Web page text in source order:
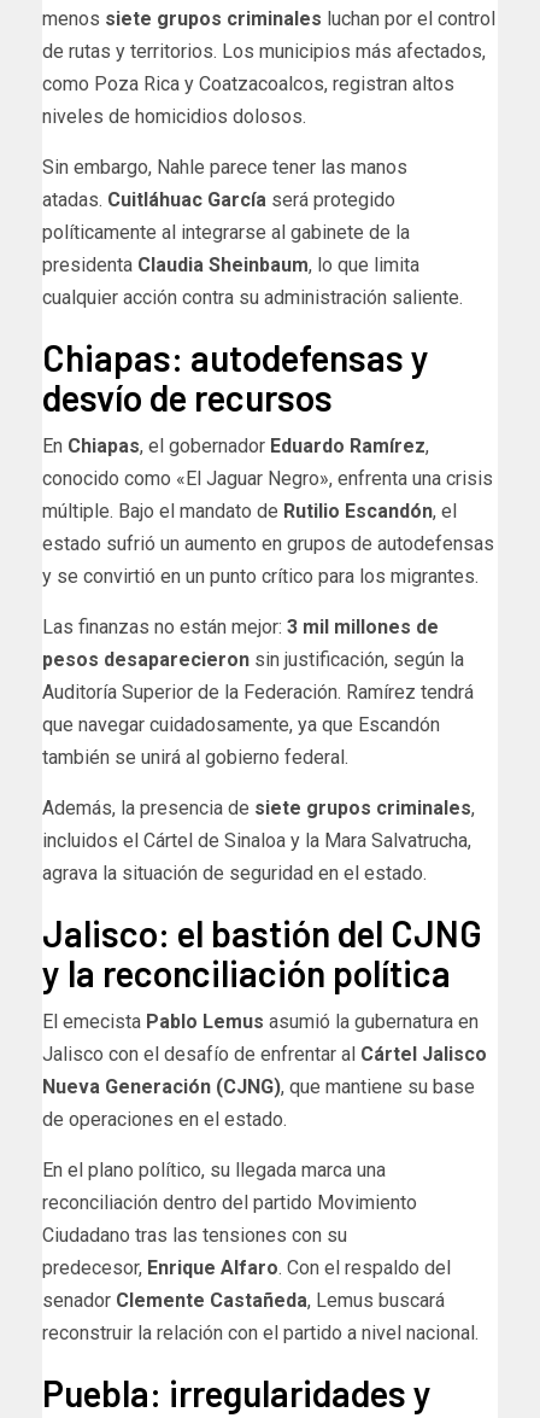
menos siete grupos criminales luchan por el control
de rutas y territorios. Los municipios más afectados,
como Poza Rica y Coatzacoalcos, registran altos
niveles de homicidios dolosos.
Sin embargo, Nahle parece tener las manos
atadas. Cuitláhuac García será protegido
políticamente al integrarse al gabinete de la
presidenta Claudia Sheinbaum, lo que limita
cualquier acción contra su administración saliente.
Chiapas: autodefensas y
desvío de recursos
En Chiapas, el gobernador Eduardo Ramírez,
conocido como «El Jaguar Negro», enfrenta una crisis
múltiple. Bajo el mandato de Rutilio Escandón, el
estado sufrió un aumento en grupos de autodefensas
y se convirtió en un punto crítico para los migrantes.
Las finanzas no están mejor: 3 mil millones de
pesos desaparecieron sin justificación, según la
Auditoría Superior de la Federación. Ramírez tendrá
que navegar cuidadosamente, ya que Escandón
también se unirá al gobierno federal.
Además, la presencia de siete grupos criminales,
incluidos el Cártel de Sinaloa y la Mara Salvatrucha,
agrava la situación de seguridad en el estado.
Jalisco: el bastión del CJNG
y la reconciliación política
El emecista Pablo Lemus asumió la gubernatura en
Jalisco con el desafío de enfrentar al Cártel Jalisco
Nueva Generación (CJNG), que mantiene su base
de operaciones en el estado.
En el plano político, su llegada marca una
reconciliación dentro del partido Movimiento
Ciudadano tras las tensiones con su
predecesor, Enrique Alfaro. Con el respaldo del
senador Clemente Castañeda, Lemus buscará
reconstruir la relación con el partido a nivel nacional.
Puebla: irregularidades y